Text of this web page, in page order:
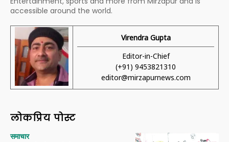
accessible around the world.
Virendra Gupta
Editor-in-Chief
(+91) 9453821310
editor@mirzapurnews.com
लोकप्रिय पोस्ट
समाचार